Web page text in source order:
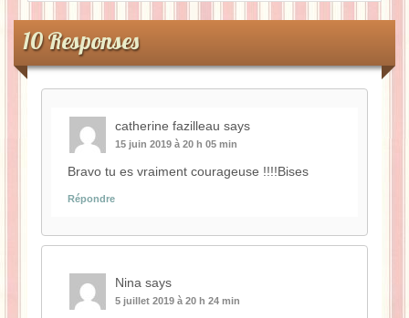
10 Responses
catherine fazilleau says
15 juin 2019 à 20 h 05 min
Bravo tu es vraiment courageuse !!!!Bises
Répondre
Nina says
5 juillet 2019 à 20 h 24 min